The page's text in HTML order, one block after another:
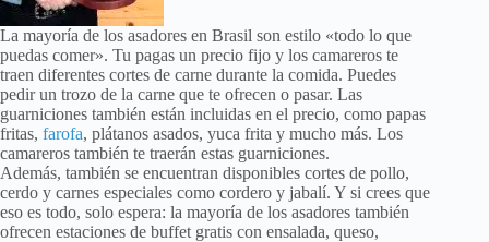
La mayoría de los asadores en Brasil son estilo «todo lo que
puedas comer». Tu pagas un precio fijo y los camareros te
traen diferentes cortes de carne durante la comida. Puedes
pedir un trozo de la carne que te ofrecen o pasar. Las
guarniciones también están incluidas en el precio, como papas
fritas, farofa, plátanos asados, yuca frita y mucho más. Los
camareros también te traerán estas guarniciones.
Además, también se encuentran disponibles cortes de pollo,
cerdo y carnes especiales como cordero y jabalí. Y si crees que
eso es todo, solo espera: la mayoría de los asadores también
ofrecen estaciones de buffet gratis con ensalada, queso,